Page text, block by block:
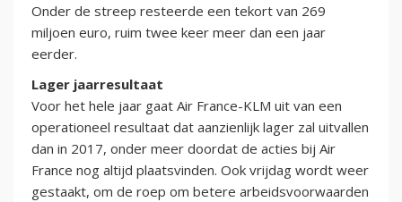
Onder de streep resteerde een tekort van 269
miljoen euro, ruim twee keer meer dan een jaar
eerder.
Lager jaarresultaat
Voor het hele jaar gaat Air France-KLM uit van een
operationeel resultaat dat aanzienlijk lager zal uitvallen
dan in 2017, onder meer doordat de acties bij Air
France nog altijd plaatsvinden. Ook vrijdag wordt weer
gestaakt, om de roep om betere arbeidsvoorwaarden